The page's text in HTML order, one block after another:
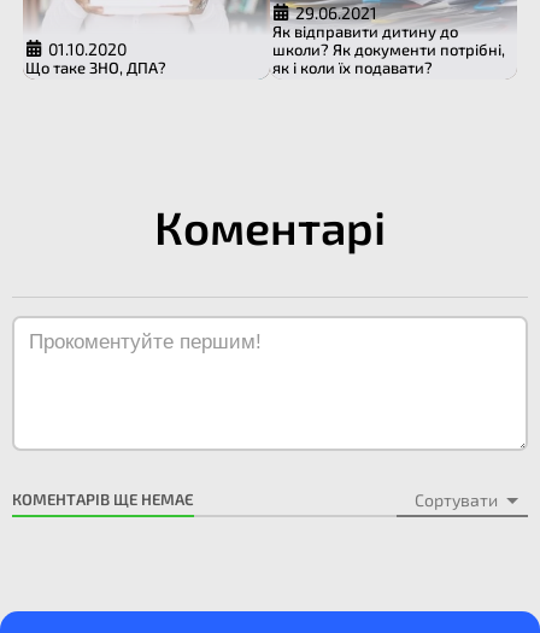
01.10.2020
Що таке ЗНО, ДПА?
29.06.2021
Як відправити дитину до
школи? Як документи потрібні,
як і коли їх подавати?
Коментарі
КОМЕНТАРІВ ЩЕ НЕМАЄ Сортувати